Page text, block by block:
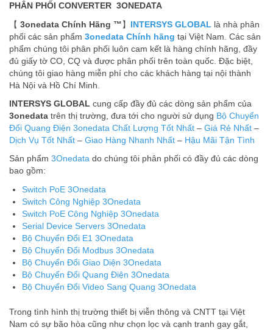
PHÂN PHỐI CONVERTER 3ONEDATA
【 3onedata Chính Hãng ™】 INTERSYS GLOBAL là nhà phân
phối các sản phẩm 3onedata Chính hãng tại Việt Nam. Các sản
phẩm chúng tôi phân phối luôn cam kết là hàng chính hãng, đầy
đủ giấy tờ CO, CQ và được phân phối trên toàn quốc. Đặc biệt,
chúng tôi giao hàng miễn phí cho các khách hàng tại nội thành
Hà Nội và Hồ Chí Minh.
INTERSYS GLOBAL cung cấp đầy đủ các dòng sản phẩm của
3onedata trên thị trường, đưa tới cho người sử dụng Bộ Chuyển
Đổi Quang Điện 3onedata Chất Lượng Tốt Nhất – Giá Rẻ Nhất –
Dịch Vụ Tốt Nhất – Giao Hàng Nhanh Nhất – Hậu Mãi Tận Tình
Sản phẩm 3Onedata do chúng tôi phân phối có đầy đủ các dòng
bao gồm:
Switch PoE 3Onedata
Switch Công Nghiệp 3Onedata
Switch PoE Công Nghiệp 3Onedata
Serial Device Servers 3Onedata
Bộ Chuyển Đổi E1 3Onedata
Bộ Chuyển Đổi Modbus 3Onedata
Bộ Chuyển Đổi Giao Diện 3Onedata
Bộ Chuyển Đổi Quang Điện 3Onedata
Bộ Chuyển Đổi Video Sang Quang 3Onedata
Trong tình hình thị trường thiết bị viễn thông và CNTT tại Việt
Nam có sự bão hòa cũng như chọn lọc và cạnh tranh gay gắt,